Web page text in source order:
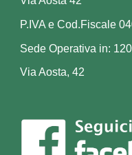
P.IVA e Cod.Fiscale
Sede Operativa in:
Via Aosta, 42